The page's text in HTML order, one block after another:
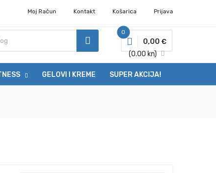
Moj Račun Kontakt Košarica Prijava
0
0,00 €
(0.00 kn)
GELOVI I KREME SUPER AKCIJA!